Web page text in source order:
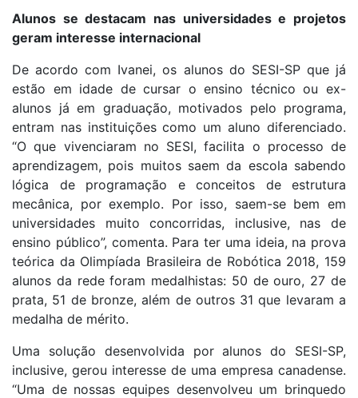
Alunos se destacam nas universidades e projetos
geram interesse internacional
De acordo com Ivanei, os alunos do SESI-SP que já
estão em idade de cursar o ensino técnico ou ex-
alunos já em graduação, motivados pelo programa,
entram nas instituições como um aluno diferenciado.
“O que vivenciaram no SESI, facilita o processo de
aprendizagem, pois muitos saem da escola sabendo
lógica de programação e conceitos de estrutura
mecânica, por exemplo. Por isso, saem-se bem em
universidades muito concorridas, inclusive, nas de
ensino público”, comenta. Para ter uma ideia, na prova
teórica da Olimpíada Brasileira de Robótica 2018, 159
alunos da rede foram medalhistas: 50 de ouro, 27 de
prata, 51 de bronze, além de outros 31 que levaram a
medalha de mérito.
Uma solução desenvolvida por alunos do SESI-SP,
inclusive, gerou interesse de uma empresa canadense.
“Uma de nossas equipes desenvolveu um brinquedo